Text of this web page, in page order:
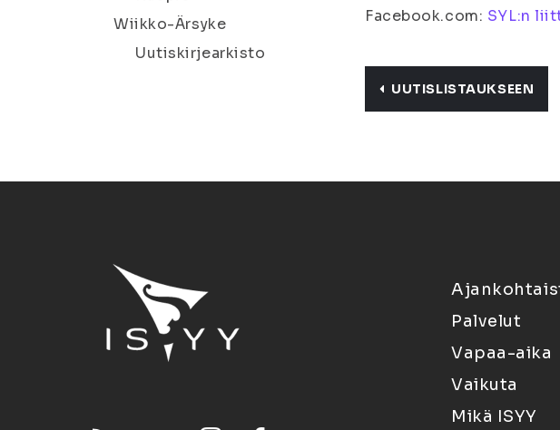
Wiikko-Ärsyke
Uutiskirjearkisto
Facebook.com: SYL:n
UUTISLISTAUKSEEN
Palvelut
Vapaa-aika
Vaikuta
Mikä ISYY